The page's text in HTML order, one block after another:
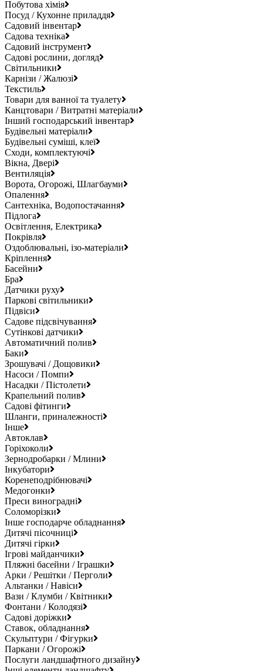
Побутова хімія
Посуд / Кухонне приладдя
Садовий інвентар
Садова техніка
Садовий інструмент
Садові рослини, догляд
Світильники
Карнізи / Жалюзі
Текстиль
Товари для ванної та туалету
Канцтовари / Витратні матеріали
Інший господарський інвентар
Будівельні матеріали
Будівельні суміші, клеї
Сходи, комплектуючі
Вікна, Двері
Вентиляція
Ворота, Огорожі, Шлагбауми
Опалення
Сантехніка, Водопостачання
Підлога
Освітлення, Електрика
Покрівля
Оздоблювальні, ізо-матеріали
Кріплення
Басейни
Бра
Датчики руху
Паркові світильники
Підвіси
Садове підсвічування
Сутінкові датчики
Автоматичний полив
Баки
Зрошувачі / Дощовики
Насоси / Помпи
Насадки / Пістолети
Крапельний полив
Садові фітинги
Шланги, приналежності
Інше
Автоклав
Горіхоколи
Зернодробарки / Млини
Інкубатори
Коренеподрібнювачі
Медогонки
Преси виноградні
Соломорізки
Інше господарче обладнання
Дитячі пісочниці
Дитячі гірки
Ігрові майданчики
Пляжні басейни / Іграшки
Арки / Решітки / Перголи
Альтанки / Навіси
Вази / Клумби / Квітники
Фонтани / Колодязі
Садові доріжки
Ставок, обладнання
Скульптури / Фігурки
Паркани / Огорожі
Послуги ландшафтного дизайну